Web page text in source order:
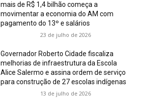
mais de R$ 1,4 bilhão começa a
movimentar a economia do AM com
pagamento do 13º e salários
23 de julho de 2026
Governador Roberto Cidade fiscaliza
melhorias de infraestrutura da Escola
Alice Salermo e assina ordem de serviço
para construção de 27 escolas indígenas
13 de julho de 2026